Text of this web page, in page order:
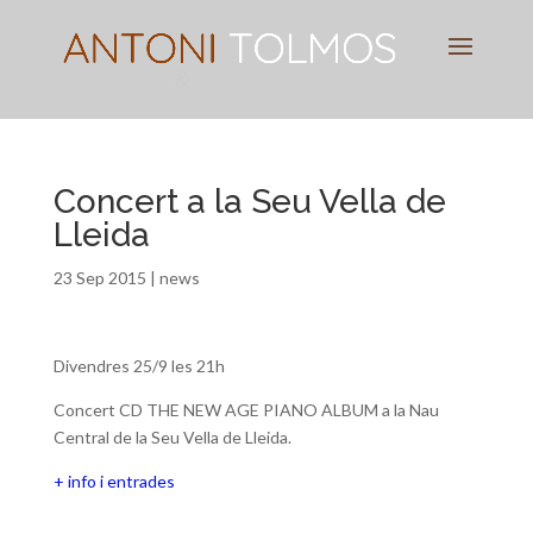
Concert a la Seu Vella de
Lleida
23 Sep 2015 | news
Divendres 25/9 les 21h
Concert CD THE NEW AGE PIANO ALBUM a la Nau
Central de la Seu Vella de Lleida.
+ info i entrades